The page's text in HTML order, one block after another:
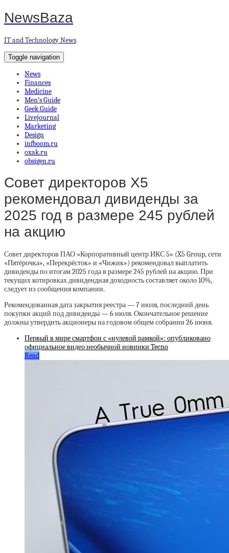
NewsBaza
IT and Technology News
Toggle navigation
News
Finances
Medicine
Men’s Guide
Geek Guide
Livejournal
Marketing
Design
infboom.ru
oxak.ru
obsigen.ru
Совет директоров X5
рекомендовал дивиденды за
2025 год в размере 245 рублей
на акцию
Совет директоров ПАО «Корпоративный центр ИКС 5» (X5 Group, сети
«Пятёрочка», «Перекрёсток» и «Чижик») рекомендовал выплатить
дивиденды по итогам 2025 года в размере 245 рублей на акцию. При
текущих котировках дивидендная доходность составляет около 10%,
следует из сообщения компании.
Рекомендованная дата закрытия реестра — 7 июля, последний день
покупки акций под дивиденды — 6 июля. Окончательное решение
должны утвердить акционеры на годовом общем собрании 26 июня.
Первый в мире смартфон с «нулевой рамкой»: опубликовано
официальное видео необычной новинки Tecno
Read